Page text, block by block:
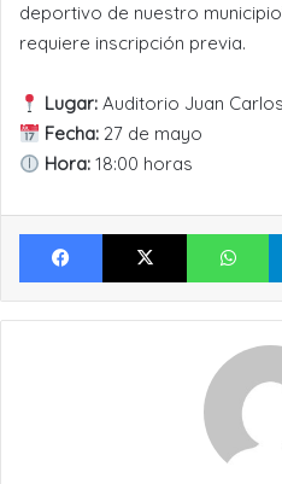
deportivo de nuestro
requiere inscripción previa.
Lugar: Auditorio Juan
Fecha: 27 de mayo
Hora: 18:00 horas
Facebook X